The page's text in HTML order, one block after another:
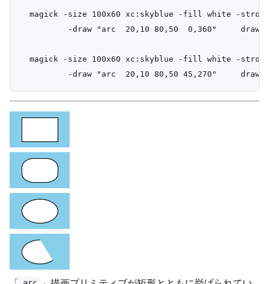
magick -size 100x60 xc:skyblue -fill white -
-draw "arc  20,10 80,50  0,360"
magick -size 100x60 xc:skyblue -fill white -